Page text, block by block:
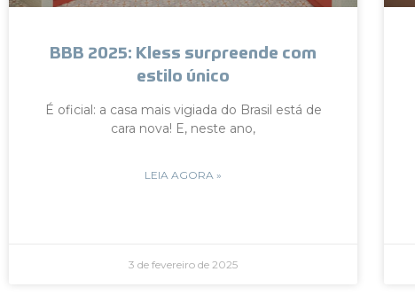
BBB 2025: Kless surpreende com
estilo único
É oficial: a casa mais vigiada do Brasil está de
cara nova! E, neste ano,
LEIA AGORA »
3 de fevereiro de 2025